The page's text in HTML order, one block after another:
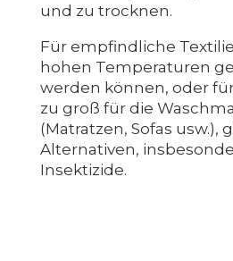
und zu trocknen.
Für empfindliche
hohen Temperaturen
werden können, oder
zu groß für die
(Matratzen, Sofas usw.),
Alternativen,
Insektizide.